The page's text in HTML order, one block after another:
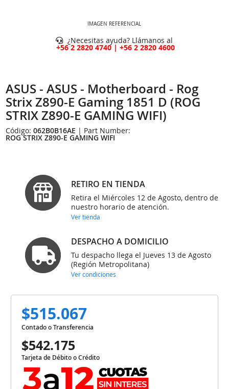
IMAGEN REFERENCIAL
¿Necesitas ayuda? Llámanos al
+56 2 2820 4740 | +56 2 2820 4600
ASUS - ASUS - Motherboard - Rog
Strix Z890-E Gaming 1851 D (ROG
STRIX Z890-E GAMING WIFI)
Código:062B0B16AE | Part Number:
ROG STRIX Z890-E GAMING WIFI
RETIRO EN TIENDA
Retira el Miércoles 12 de Agosto, dentro de
nuestro horario de atención.
Ver tienda
DESPACHO A DOMICILIO
Tu despacho llega el Jueves 13 de Agosto
(Región Metropolitana)
Ver condiciones
$515.067
Contado o Transferencia
$542.175
Tarjeta de Débito o Crédito